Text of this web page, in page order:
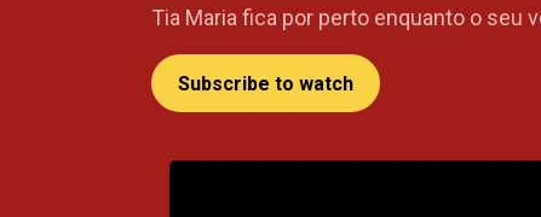
Tia Maria fica por perto enquanto o seu
Subscribe to watch